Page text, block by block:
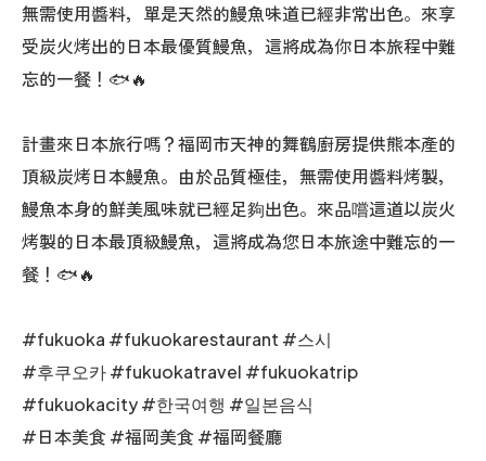
無需使用醬料，單是天然的鰻魚味道已經非常出色。來享
受炭火烤出的日本最優質鰻魚，這將成為你日本旅程中難
忘的一餐！🐟🔥
計畫來日本旅行嗎？福岡市天神的舞鶴廚房提供熊本產的
頂級炭烤日本鰻魚。由於品質極佳，無需使用醬料烤製，
鰻魚本身的鮮美風味就已經足夠出色。來品嚐這道以炭火
烤製的日本最頂級鰻魚，這將成為您日本旅途中難忘的一
餐！🐟🔥
#fukuoka #fukuokarestaurant #스시
#후쿠오카 #fukuokatravel #fukuokatrip
#fukuokacity #한국여행 #일본음식
#日本美食 #福岡美食 #福岡餐廳